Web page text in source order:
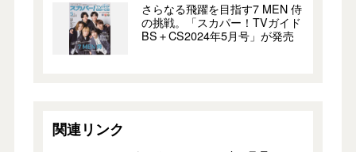
さらなる飛躍を目指す7 MEN 侍
の挑戦。「スカパー！TVガイド
BS＋CS2024年5月号」が発売
関連リンク